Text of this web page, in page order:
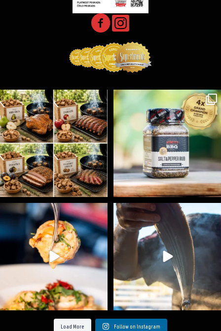
Udící špalíky - BORN TO SMOKE - různé druhy k...
5 0
Koření Suncity – autentická BBQ chuť u vás doma!...
1 0
Spoustu podobných triků, které vám usnadní nejenom ...
9 0
Ryba na grilu je opravdu rychlá, a stejně tak
Load More Follow on Instagram